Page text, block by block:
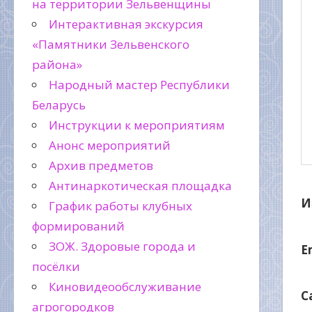
на территории Зельвенщины
Интерактивная экскурсия
«Памятники Зельвенского
района»
Народный мастер Республики
Беларусь
Инструкции к мероприятиям
Анонс мероприятий
Архив предметов
Антинаркотическая площадка
График работы клубных
формирований
ЗОЖ. Здоровые города и
посёлки
Киновидеообслуживание
агрогородков